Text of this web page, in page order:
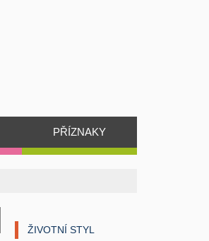
PŘÍZNAKY
ŽIVOTNÍ STYL